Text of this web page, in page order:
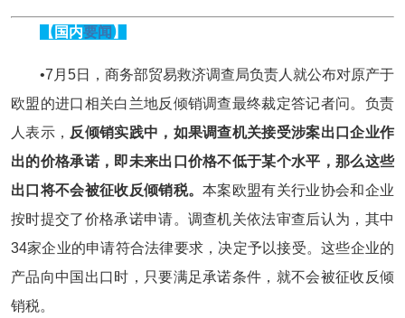
【国内要闻 】
•7月5日，商务部贸易救济调查局负责人就公布对原产于
欧盟的进口相关白兰地反倾销调查最终裁定答记者问。负责
人表示， 反倾销实践中，如果调查机关接受涉案出口企业作
出的价格承诺，即未来出口价格不低于某个水平，那么这些
出口将不会被征收反倾销税。本案欧盟有关行业协会和企业
按时提交了价格承诺申请。调查机关依法审查后认为，其中
34家企业的申请符合法律要求，决定予以接受。这些企业的
产品向中国出口时，只要满足承诺条件，就不会被征收反倾
销税。